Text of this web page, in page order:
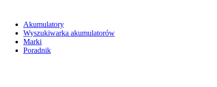
Akumulatory
Wyszukiwarka akumulatorów
Marki
Poradnik